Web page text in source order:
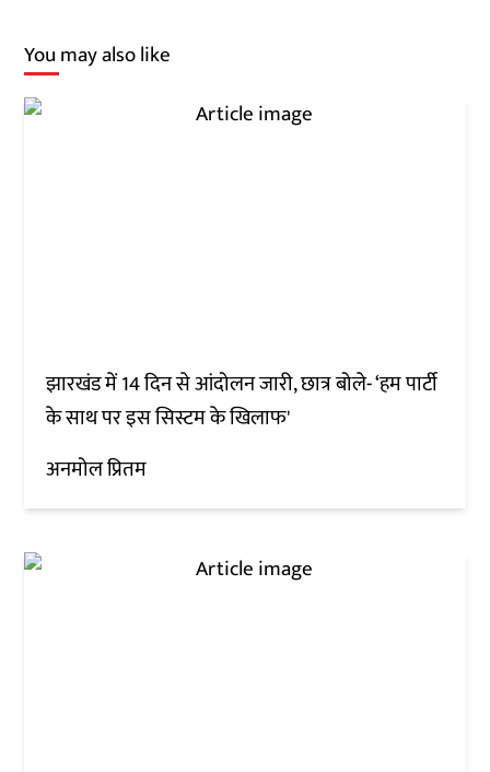
You may also like
झारखंड में 14 दिन से आंदोलन जारी, छात्र बोले- ‘हम पार्टी
के साथ पर इस सिस्टम के खिलाफ'
अनमोल प्रितम